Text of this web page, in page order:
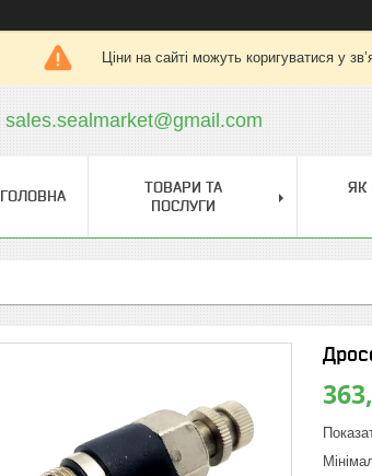
Ціни на сайті можуть коригуватися у
sales.sealmarket@gmail.com
ГОЛОВНА
ТОВАРИ ТА
ПОСЛУГИ
ЯК